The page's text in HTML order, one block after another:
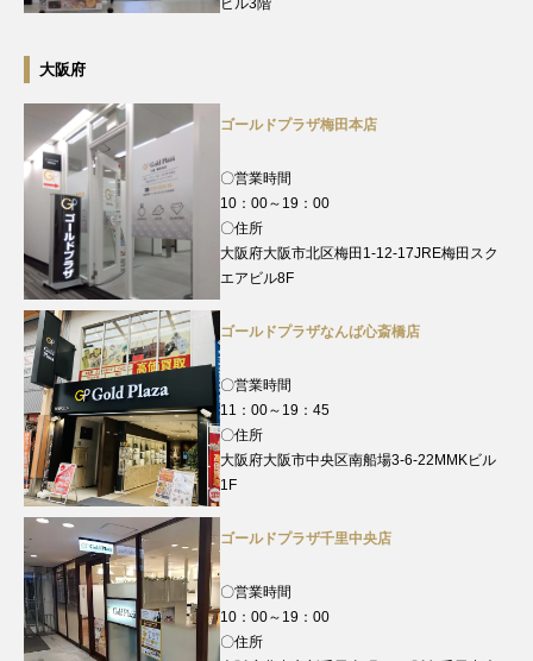
大阪府
ゴールドプラザ梅田本店
〇営業時間
10：00～19：00
〇住所
大阪府大阪市北区梅田1-12-17JRE梅田スク
エアビル8F
ゴールドプラザなんば心斎橋店
〇営業時間
11：00～19：45
〇住所
大阪府大阪市中央区南船場3-6-22MMKビル
1F
ゴールドプラザ千里中央店
〇営業時間
10：00～19：00
〇住所